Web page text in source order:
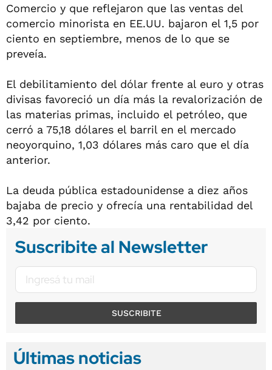
Comercio y que reflejaron que las ventas del
comercio minorista en EE.UU. bajaron el 1,5 por
ciento en septiembre, menos de lo que se
preveía.
El debilitamiento del dólar frente al euro y otras
divisas favoreció un día más la revalorización de
las materias primas, incluido el petróleo, que
cerró a 75,18 dólares el barril en el mercado
neoyorquino, 1,03 dólares más caro que el día
anterior.
La deuda pública estadounidense a diez años
bajaba de precio y ofrecía una rentabilidad del
3,42 por ciento.
Suscribite al Newsletter
SUSCRIBITE
Últimas noticias